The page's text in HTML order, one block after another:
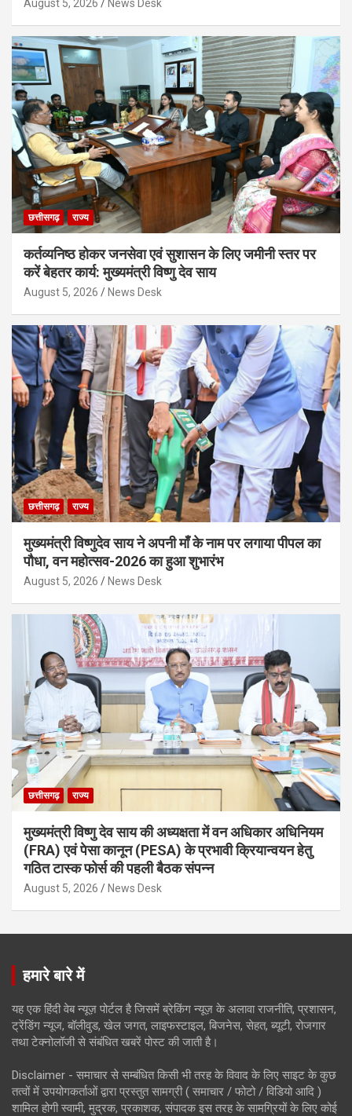
August 5, 2026 News Desk
छत्तीसगढ़ राज्य
कर्तव्यनिष्ठ होकर जनसेवा एवं सुशासन के लिए जमीनी स्तर पर
करें बेहतर कार्य: मुख्यमंत्री विष्णु देव साय
August 5, 2026 News Desk
छत्तीसगढ़ राज्य
मुख्यमंत्री विष्णुदेव साय ने अपनी माँ के नाम पर लगाया पीपल का
पौधा, वन महोत्सव-2026 का हुआ शुभारंभ
August 5, 2026 News Desk
छत्तीसगढ़ राज्य
मुख्यमंत्री विष्णु देव साय की अध्यक्षता में वन अधिकार अधिनियम
(FRA) एवं पेसा कानून (PESA) के प्रभावी क्रियान्वयन हेतु
गठित टास्क फोर्स की पहली बैठक संपन्न
August 5, 2026 News Desk
हमारे बारे में
यह एक हिंदी वेब न्यूज़ पोर्टल है जिसमें ब्रेकिंग न्यूज़ के अलावा राजनीति, प्रशासन,
ट्रेंडिंग न्यूज, बॉलीवुड, खेल जगत, लाइफस्टाइल, बिजनेस, सेहत, ब्यूटी, रोजगार
तथा टेक्नोलॉजी से संबंधित खबरें पोस्ट की जाती है।
Disclaimer - समाचार से सम्बंधित किसी भी तरह के विवाद के लिए साइट के कुछ
तत्वों में उपयोगकर्ताओं द्वारा प्रस्तुत सामग्री ( समाचार / फोटो / विडियो आदि )
शामिल होगी स्वामी, मुद्रक, प्रकाशक, संपादक इस तरह के सामग्रियों के लिए कोई